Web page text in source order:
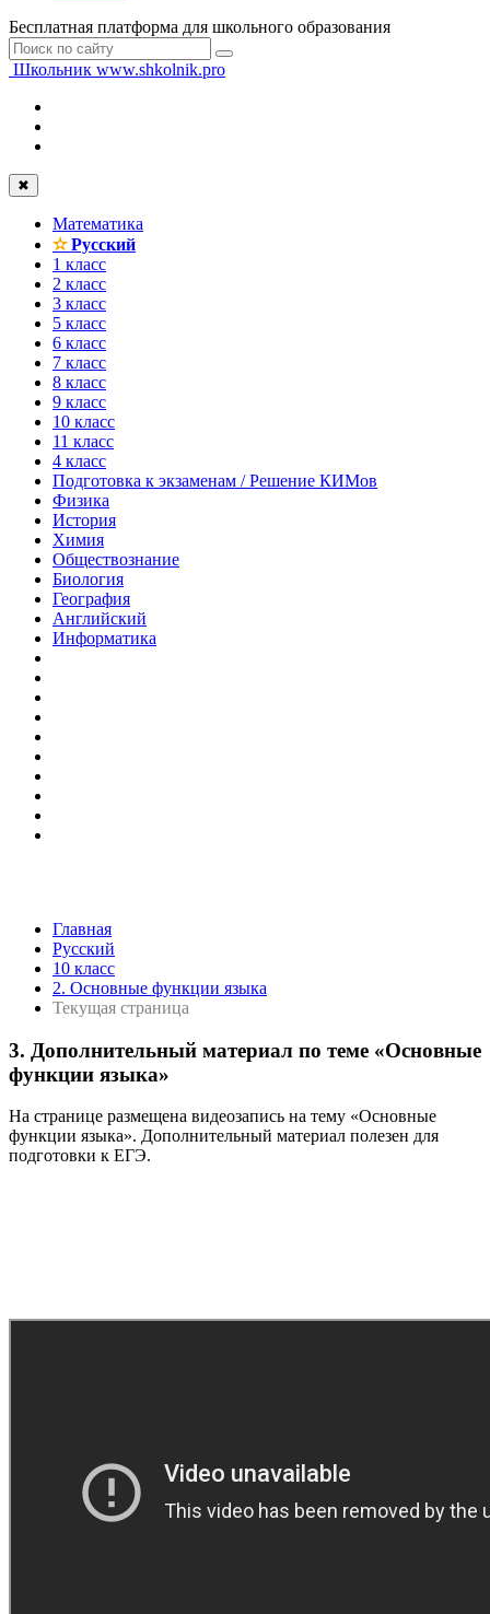
Бесплатная платформа для школьного образования
Школьник www.shkolnik.pro
✖
Математика
✫Русский
1 класс
2 класс
3 класс
5 класс
6 класс
7 класс
8 класс
9 класс
10 класс
11 класс
4 класс
Подготовка к экзаменам / Решение КИМов
Физика
История
Химия
Обществознание
Биология
География
Английский
Информатика
Главная
Русский
10 класс
2. Основные функции языка
Текущая страница
3. Дополнительный материал по теме «Основные
функции языка»
На странице размещена видеозапись на тему «Основные
функции языка». Дополнительный материал полезен для
подготовки к ЕГЭ.